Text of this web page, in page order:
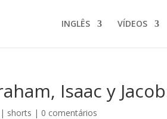
INGLÊS VÍDEOS
Isaac y
| shorts | 0 comentários